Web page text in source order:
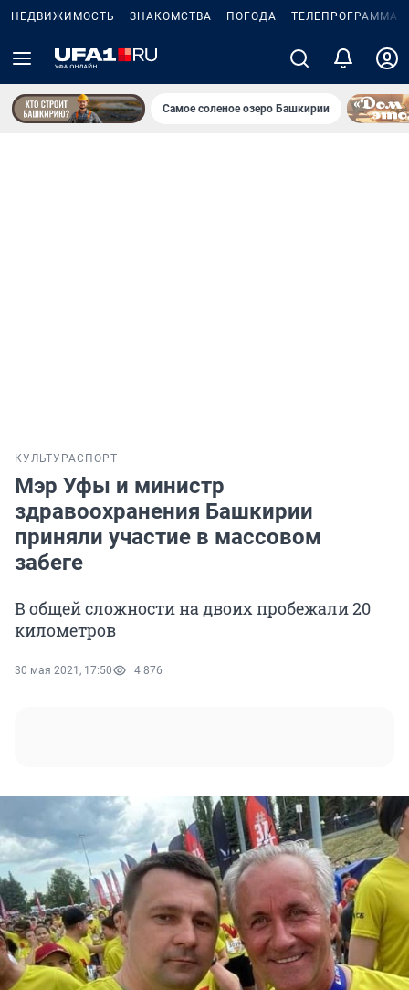
НЕДВИЖИМОСТЬ ЗНАКОМСТВА ПОГОДА ТЕЛЕПРОГРАММА
Самое соленое озеро Башкирии
КУЛЬТУРАСПОРТ
Мэр Уфы и министр
здравоохранения Башкирии
приняли участие в массовом
забеге
В общей сложности на двоих пробежали 20
километров
30 мая 2021, 17:50 4 876